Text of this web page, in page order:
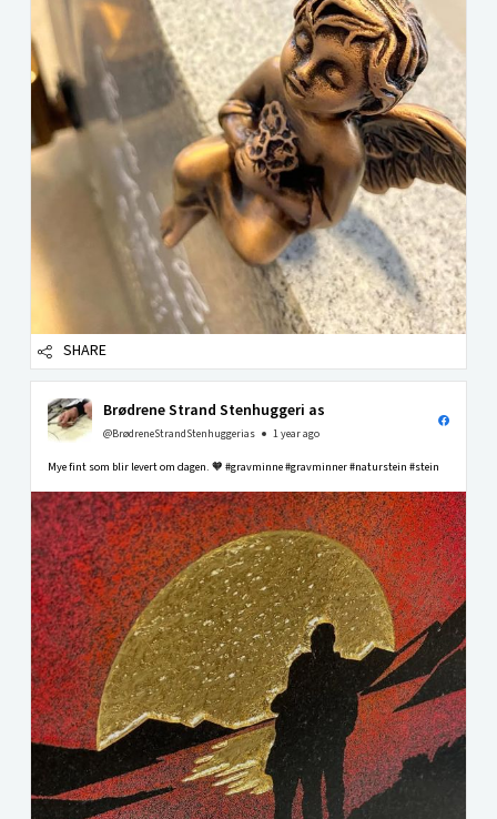
SHARE
Brødrene Strand Stenhuggeri as
@BrødreneStrandStenhuggerias 1 year ago
Mye fint som blir levert om dagen. 🧡 #gravminne #gravminner #naturstein #stein